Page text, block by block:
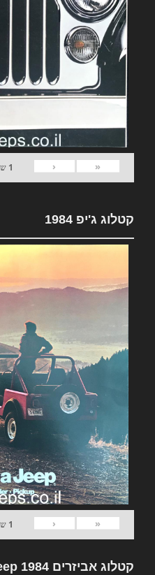
«
‹
1
קטלוג ג'יפ 1984
«
‹
1
קטלוג אביזרים Jeep 1984